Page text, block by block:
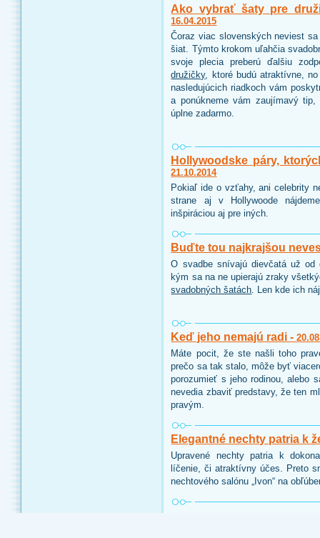
Ako vybrať šaty pre
16.04.2015
Čoraz viac slovenských neviest
šiat. Týmto krokom uľahčia
svoje plecia preberú ďalšiu
družičky, ktoré budú atraktívne,
nasledujúcich riadkoch vám
a ponúkneme vám zaujímavý
úplne zadarmo.
Hollywoodske páry,
21.10.2014
Pokiaľ ide o vzťahy, ani celebrity
strane aj v Hollywoode
inšpiráciou aj pre iných.
Buďte tou najkrajšou
O svadbe snívajú dievčatá už
kým sa na ne upierajú zraky
svadobných šatách. Len kde ich
Keď jeho nemajú radi -
Máte pocit, že ste našli toho
prečo sa tak stalo, môže byť
porozumieť s jeho rodinou, alebo
nevedia zbaviť predstavy, že ten
pravým.
Elegantné nechty patria k
Upravené nechty patria k
líčenie, či atraktívny účes. Preto
nechtového salónu „Ivon“ na